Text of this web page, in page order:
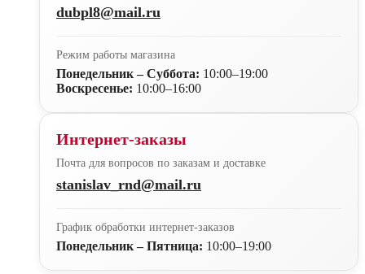
dubpl8@mail.ru
Режим работы магазина
Понедельник – Суббота: 10:00–19:00
Воскресенье: 10:00–16:00
Интернет-заказы
Почта для вопросов по заказам и доставке
stanislav_rnd@mail.ru
График обработки интернет-заказов
Понедельник – Пятница: 10:00–19:00